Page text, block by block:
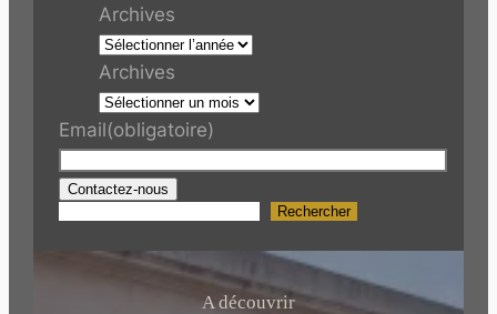
Archives
Archives
Email(obligatoire)
Contactez-nous
R
Rechercher
A découvrir